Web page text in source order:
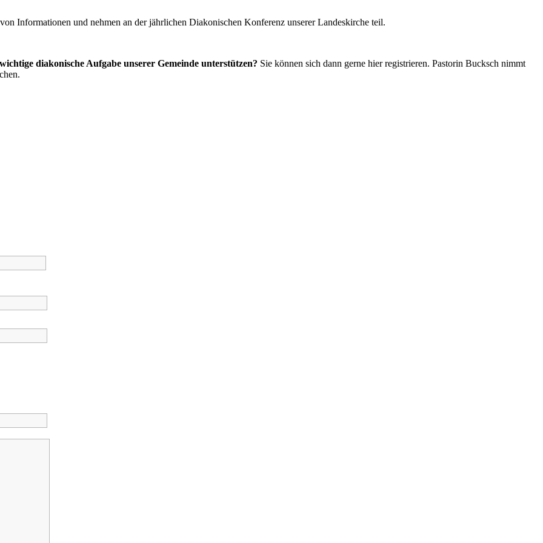
Informationen und nehmen an der jährlichen Diakonischen Konferenz unserer Landeskirche teil.
diakonische Aufgabe unserer Gemeinde unterstützen? Sie können sich dann gerne hier registrieren. Pastorin Bucksch nimmt